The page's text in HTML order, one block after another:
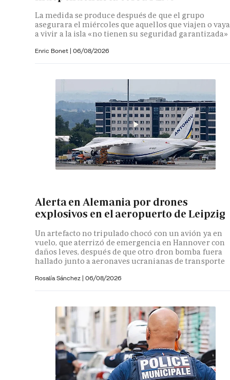
La medida se produce después de que el grupo
asegurara el miércoles que aquellos que viajen o
a vivir a la isla «no tienen su seguridad garantizada»
Enric Bonet | 06/08/2026
Alerta en Alemania por drones
explosivos en el aeropuerto de Leipzig
Un artefacto no tripulado chocó con un avión ya en
vuelo, que aterrizó de emergencia en Hannover con
daños leves, después de que otro dron bomba fuera
hallado junto a aeronaves ucranianas de transporte
Rosalía Sánchez | 06/08/2026